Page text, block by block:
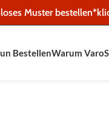
Muster
BestellenWarum